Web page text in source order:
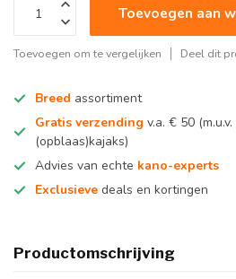
Toevoegen aan
Toevoegen om te vergelijken Deel dit
Breed assortiment
Gratis verzending v.a. € 50
(opblaas)kajaks)
Advies van echte kano-experts
Exclusieve deals en kortingen
Productomschrijving